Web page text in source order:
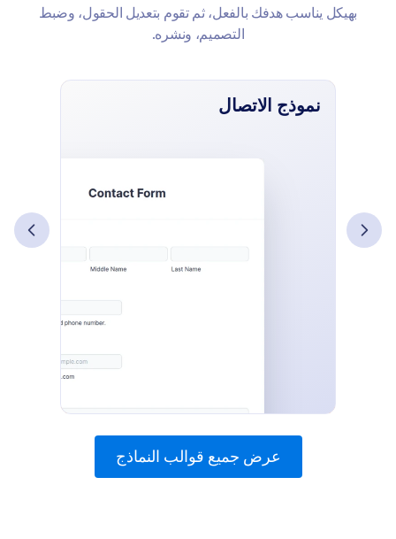
بهيكل يناسب هدفك بالفعل، ثم تقوم بتعديل الحقول، وضبط
التصميم، ونشره.
نموذج الاتصال
عرض جميع قوالب النماذج